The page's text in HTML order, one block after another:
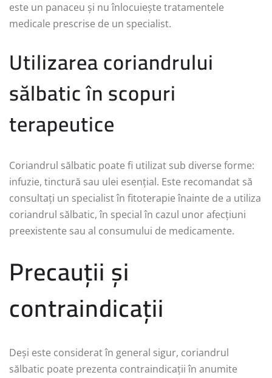
este un panaceu și nu înlocuiește tratamentele
medicale prescrise de un specialist.
Utilizarea coriandrului
sălbatic în scopuri
terapeutice
Coriandrul sălbatic poate fi utilizat sub diverse forme:
infuzie, tinctură sau ulei esențial. Este recomandat să
consultați un specialist în fitoterapie înainte de a utiliza
coriandrul sălbatic, în special în cazul unor afecțiuni
preexistente sau al consumului de medicamente.
Precauții și
contraindicații
Deși este considerat în general sigur, coriandrul
sălbatic poate prezenta contraindicații în anumite